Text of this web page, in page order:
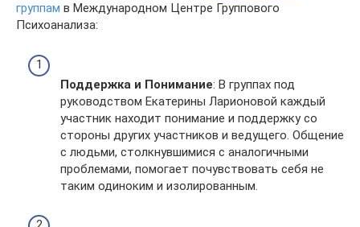
группам в Международном Центре Группового
Психоанализа:
Поддержка и Понимание: В группах под
руководством Екатерины Ларионовой каждый
участник находит понимание и поддержку со
стороны других участников и ведущего. Общение
с людьми, столкнувшимися с аналогичными
проблемами, помогает почувствовать себя не
таким одиноким и изолированным.